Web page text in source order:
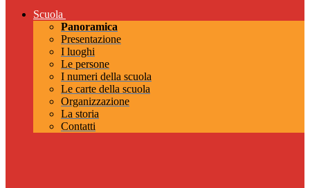
Scuola
Panoramica
Presentazione
I luoghi
Le persone
I numeri della scuola
Le carte della scuola
Organizzazione
La storia
Contatti